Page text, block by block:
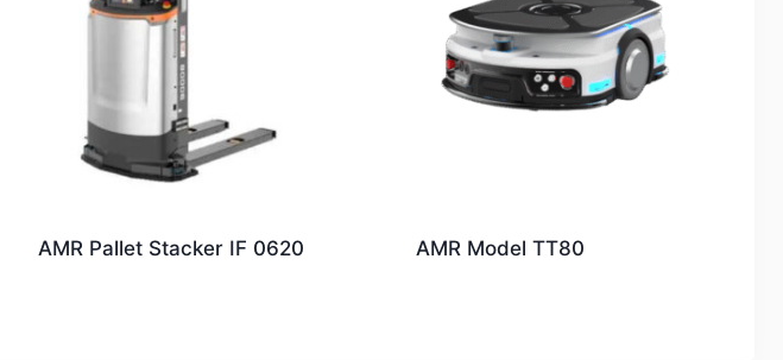
AMR Pallet Stacker IF 0620 AMR Model TT80